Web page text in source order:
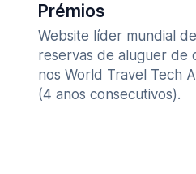
Prémios
Website líder mundial de
reservas de aluguer de
nos World Travel Tech
(4 anos consecutivos).